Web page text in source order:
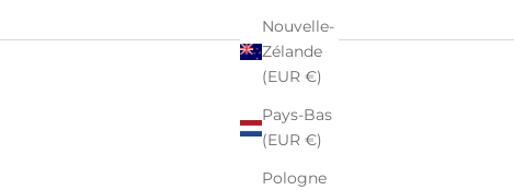
Nouvelle-
Zélande
(EUR €)
Pays-Bas
(EUR €)
Pologne